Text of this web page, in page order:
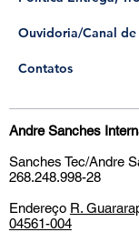
​Ouvidoria/Canal
Contatos
Andre Sanches
Sanches Tec/Andre
268.248.998-28
Endereço R.
04561-004